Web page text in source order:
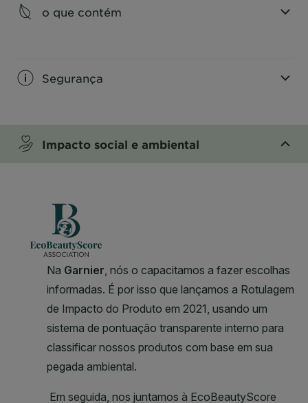
o que contém
Segurança
Impacto social e ambiental